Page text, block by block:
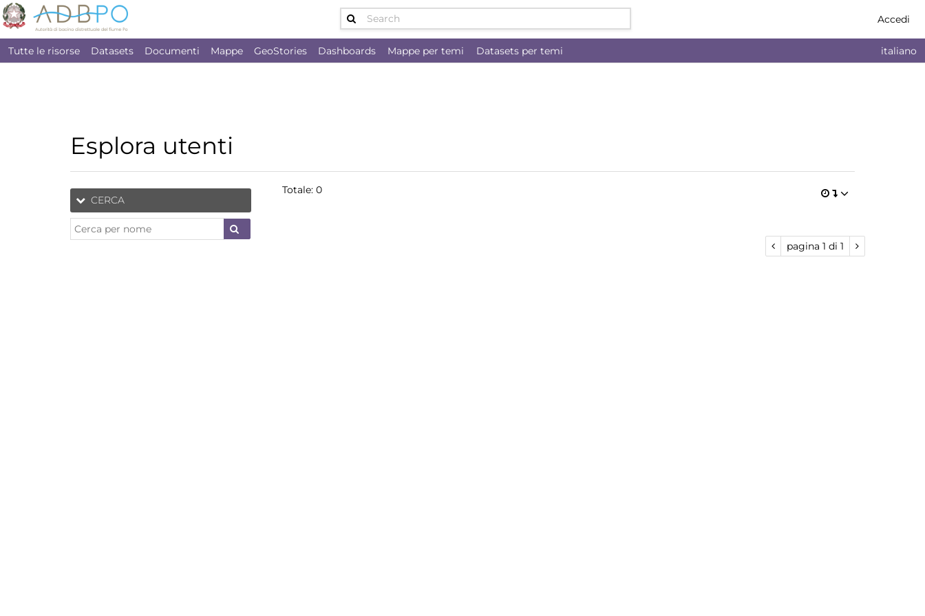
Accedi
Tutte le risorse Datasets Documenti Mappe GeoStories Dashboards Mappe per temi Datasets per temi italiano
Esplora utenti
CERCA
Totale: 0
pagina 1 di 1